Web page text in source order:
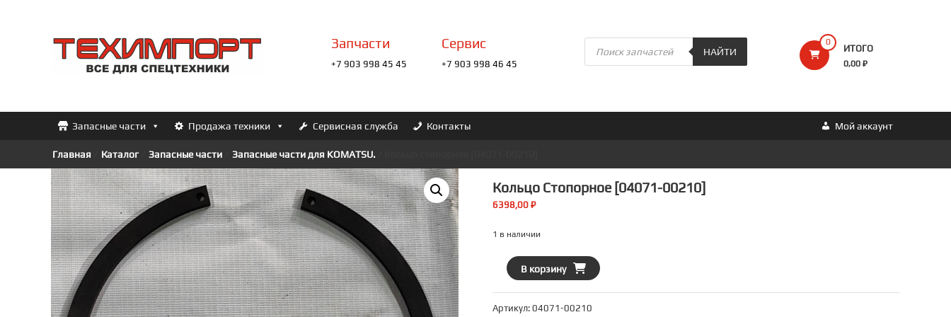
содержимомуТЕХИМПОРТ
Всё
0
ИТОГО
0,00 ₽
Запчасти
+7 903 998 45 45
Сервис
+7 903 998 46 45
Поиск
товаров
НАЙТИ
Запасные части Мой аккаунт
Продажа техники Сервисная служба Контакты
Главная Каталог/ Запасные части Запасные части для KOMATSU.
Кольцо Стопорное [04071-00210]
6398,00 ₽
1 в наличии
Количество
товара
Кольцо
стопорное
В корзину
Артикул: 04071-00210